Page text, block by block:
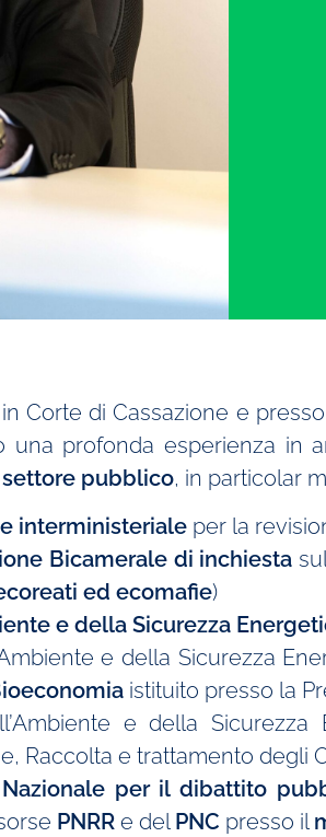
Corte di Cassazione e
una profonda esperienza in
pubblico, in particolar
interministeriale per la
Bicamerale di inchiesta
ed ecomafie)
e della Sicurezza
e della Sicurezza
istituito presso la
e della
Raccolta e trattamento degli
per il dibattito
PNRR e del PNC presso il